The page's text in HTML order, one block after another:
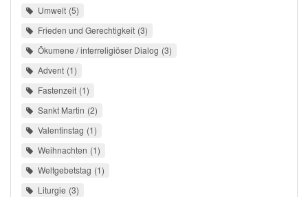
Umwelt 5
Frieden und Gerechtigkeit 3
Ökumene / interreligiöser Dialog 3
Advent 1
Fastenzeit 1
Sankt Martin 2
Valentinstag 1
Weihnachten 1
Weltgebetstag 1
Liturgie 3